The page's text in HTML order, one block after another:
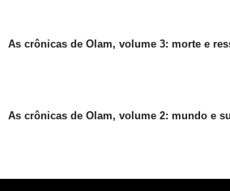
As crônicas de Olam, volume 3: morte e
As crônicas de Olam, volume 2: mundo e